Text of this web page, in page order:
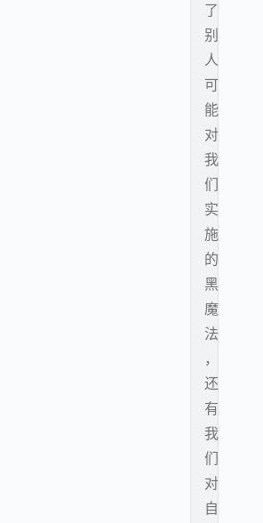
了
别
人
可
能
对
我
们
实
施
的
黑
魔
法
，
还
有
我
们
对
自